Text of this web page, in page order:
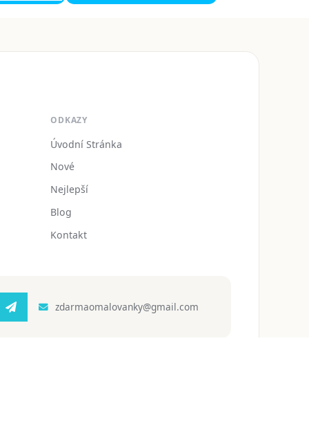
ODKAZY
Úvodní Stránka
Nové
Nejlepší
Blog
Kontakt
zdarmaomalovanky@gmail.com